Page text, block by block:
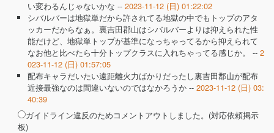
い変わるんじゃないかな -- 2023-11-12 (日) 01:22:02
シバルバーは地獄単だから許されてる地獄の中でもトップのアタ
ッカーだからなぁ。裏吉田郡山はシバルバーよりは抑えられた性
能だけど、地獄単トップが基準になっちゃってるから抑えられて
なお他と比べたら十分トップクラスに入れちゃってる感じか。 -- 2
023-11-12 (日) 01:57:05
配布キャラだいたい遠距離火力ばかりだったし裏吉田郡山が配布
近接最強なのは間違いないのではなかろうか -- 2023-11-12 (日) 03:
40:39
ガイドライン違反のためコメントアウトしました。(対応依頼掲示
板)